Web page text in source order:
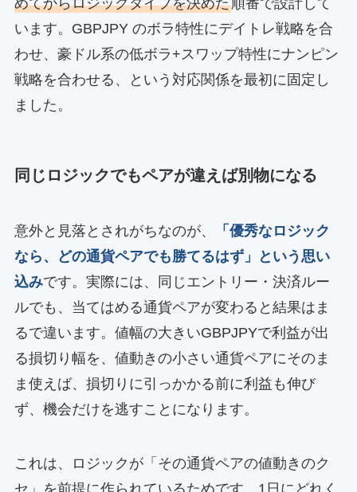
めてからロジックタイプを決めた順番で設計して
います。GBPJPY のボラ特性にデイトレ戦略を合
わせ、豪ドル系の低ボラ+スワップ特性にナンピン
戦略を合わせる、という対応関係を最初に固定し
ました。
同じロジックでもペアが違えば別物になる
意外と見落とされがちなのが、
「優秀なロジック
なら、どの通貨ペアでも勝てるはず」という思い
込みです。実際には、同じエントリー・決済ルー
ルでも、当てはめる通貨ペアが変わると結果はま
るで違います。値幅の大きいGBPJPYで利益が出
る損切り幅を、値動きの小さい通貨ペアにそのま
ま使えば、損切りに引っかかる前に利益も伸び
ず、機会だけを逃すことになります。
これは、ロジックが「その通貨ペアの値動きのク
セ」を前提に作られているためです。1日にどれく